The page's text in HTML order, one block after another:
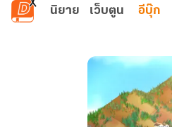
ข้ามไปยังเนื้อหาหลัก
นิยาย เว็บตูน อีบุ๊ก